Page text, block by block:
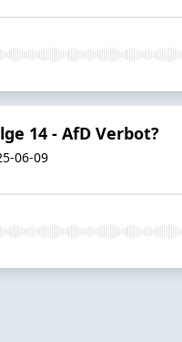
14 - AfD Verbot?
06-09